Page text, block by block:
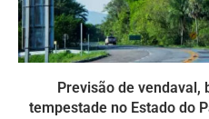
Previsão de vendaval,
tempestade no Estado do